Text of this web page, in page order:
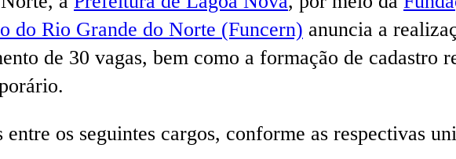
do Rio Grande do Norte (Funcern) anuncia a
de 30 vagas, bem como a formação de cadastro
os seguintes cargos, conforme as respectivas